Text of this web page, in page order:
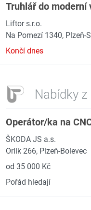
Truhlář do moderní
Liftor s.r.o.
Na Pomezí 1340, Plzeň-
Končí dnes
Nabídky
Operátor/ka na
ŠKODA JS a.s.
Orlík 266, Plzeň-Bolevec
od 35 000 Kč
Pořád hledají